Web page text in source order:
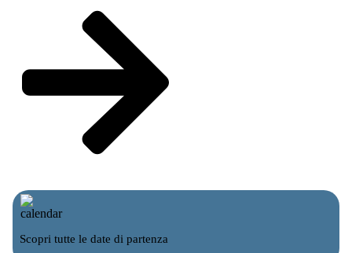
Scopri tutte le date di partenza